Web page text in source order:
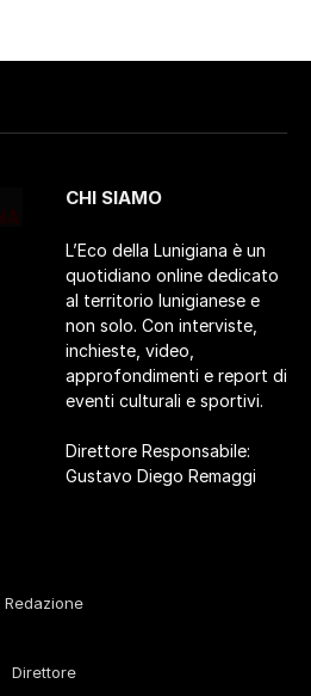
CHI SIAMO
L’Eco della Lunigiana è un
quotidiano online dedicato
al territorio lunigianese e
non solo. Con interviste,
inchieste, video,
approfondimenti e report di
eventi culturali e sportivi.
Direttore Responsabile:
Gustavo Diego Remaggi
Redazione
Direttore